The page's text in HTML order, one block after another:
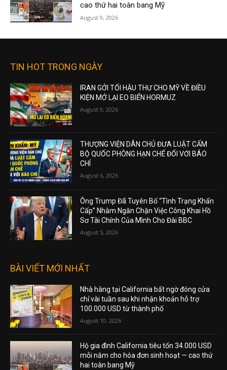
cao thứ hai toàn bang Mỹ
August 9, 2026
TIN HOT TRONG NGÀY
IRAN GỞI TỐI HẬU THƯ CHO MỸ VỀ ĐIỀU
KIỆN MỞ LẠI EO BIỂN HORMUZ
August 9, 2026
THƯỢNG VIỆN DÂN CHỦ ĐƯA LUẬT CẤM
BỘ QUỐC PHÒNG HẠN CHẾ ĐỐI VỚI BÁO
CHÍ
August 6, 2026
Ông Trump Đã Tuyên Bố “Tình Trạng Khẩn
Cấp” Nhằm Ngăn Chặn Việc Công Khai Hồ
Sơ Tài Chính Của Mình Cho Đài BBC
August 5, 2026
BÀI VIẾT MỚI NHẤT
Nhà hàng tại California bất ngờ đóng cửa
chỉ vài tuần sau khi nhận khoản hỗ trợ
100.000 USD từ thành phố
August 10, 2026
Hộ gia đình California tiêu tốn 34.000 USD
mỗi năm cho hóa đơn sinh hoạt — cao thứ
hai toàn bang Mỹ